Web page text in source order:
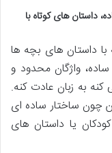
داستان های کوتاه با
با داستان های بچه ها
واژگان محدود و
به زبان عادت کنه.
چون ساختار ساده ای
یا داستان های